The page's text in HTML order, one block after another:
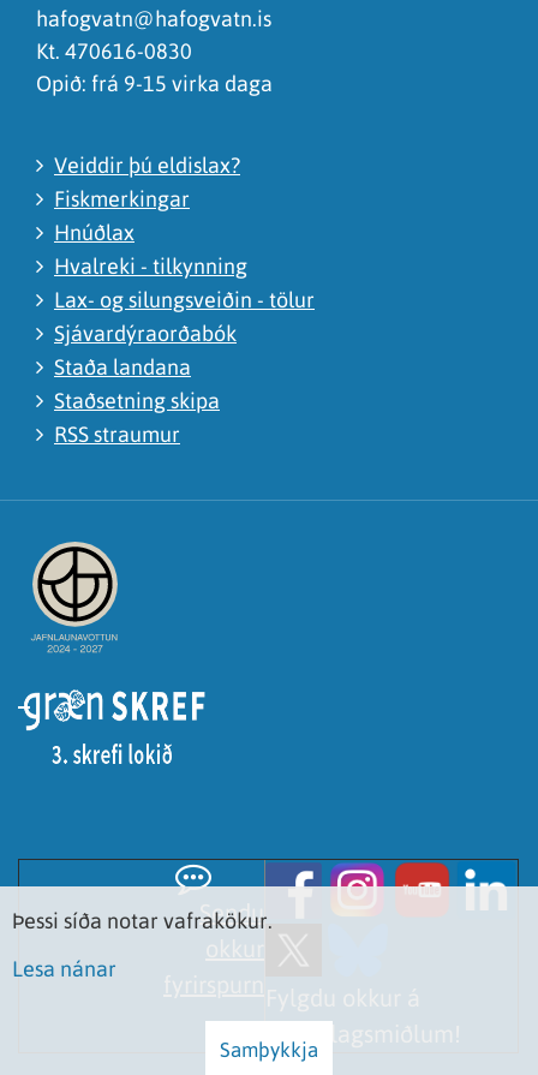
hafogvatn@hafogvatn.is
Kt. 470616-0830
Opið: frá 9-15 virka daga
Veiddir þú eldislax?
Fiskmerkingar
Hnúðlax
Hvalreki - tilkynning
Lax- og silungsveiðin - tölur
Sjávardýraorðabók
Staða landana
Staðsetning skipa
RSS straumur
Sendu
Þessi síða notar vafrakökur.
Lesa nánar
Samþykkja